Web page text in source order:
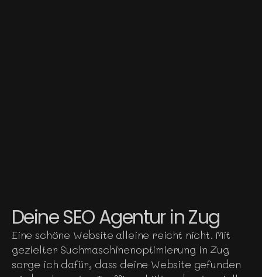
Deine SEO Agentur in Zug
Eine schöne Website alleine reicht nicht. Mit
gezielter Suchmaschinenoptimierung in Zug
sorge ich dafür, dass deine Website gefunden